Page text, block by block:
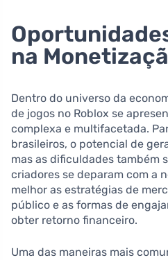
na
Dentro do universo da
de jogos no Roblox se
complexa e multifacetada.
brasileiros, o potencial de
mas as dificuldades também
criadores se deparam com a
melhor as estratégias de
público e as formas de
obter retorno financeiro.
Uma das maneiras mais